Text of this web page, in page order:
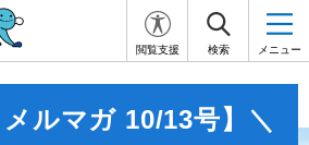
閲覧支援 検索 メニュー
メルマガ 10/13号】＼